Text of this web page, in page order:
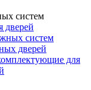
систем
дверей
систем
дверей
для